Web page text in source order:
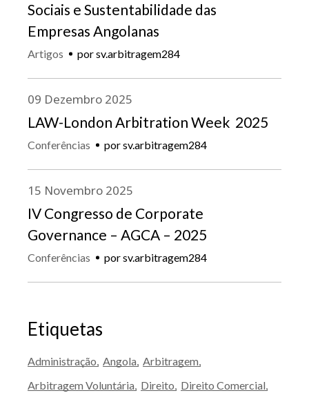
Sociais e Sustentabilidade das
Empresas Angolanas
Artigos porsv.arbitragem284
09 Dezembro 2025
LAW-London Arbitration Week 2025
Conferências porsv.arbitragem284
15 Novembro 2025
IV Congresso de Corporate
Governance – AGCA – 2025
Conferências porsv.arbitragem284
Etiquetas
Administração Angola Arbitragem
Arbitragem Voluntária Direito Direito Comercial